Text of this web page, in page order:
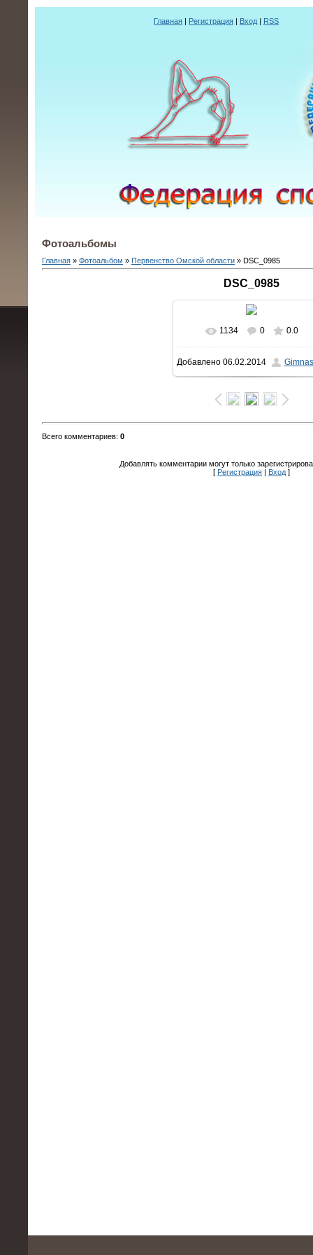
Главная | Регистрация | Вход | RSS
Фотоальбомы
Главная » Фотоальбом » Первенство Омской области » DSC_0985
DSC_0985
В реальном размере
1600x1063/ 159.4Kb
1134 0 0.0
Добавлено06.02.2014
Всего комментариев: 0
Добавлять комментарии могут только
[ Регистрация Вход]